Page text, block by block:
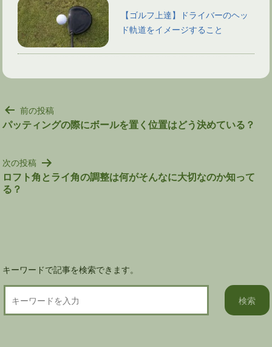
【ゴルフ上達】ドライバーのヘッ
ド軌道をイメージすること
投
稿
ゲ
ー
シ
前の投稿
パッティングの際にボールを置く位置はどう決めている？
次の投稿
ロフト角とライ角の調整は何がそんなに大切なのか知って
る？
キーワードで記事を検索できます。